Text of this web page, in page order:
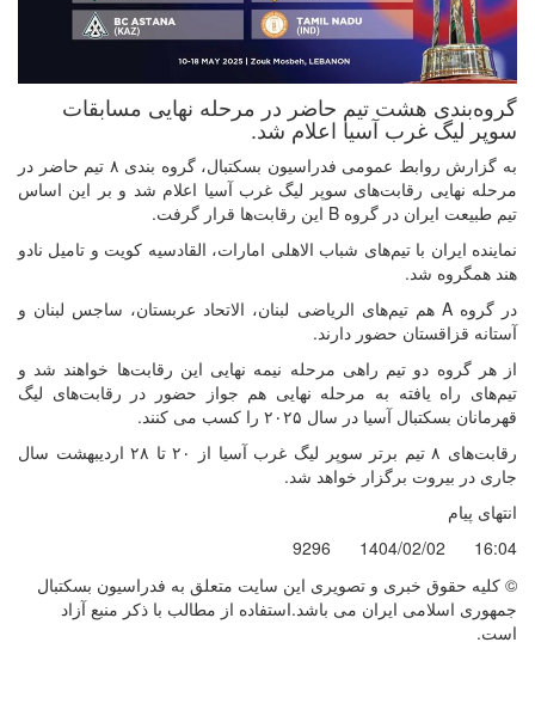
گروه‌بندی هشت تیم حاضر در مرحله نهایی مسابقات
سوپر لیگ غرب آسیا اعلام شد.
به گزارش روابط عمومی فدراسیون بسکتبال، گروه بندی ۸ تیم حاضر در
مرحله نهایی رقابت‌های سوپر لیگ غرب آسیا اعلام شد و بر این اساس
تیم طبیعت ایران در گروه B این رقابت‌ها قرار گرفت.
نماینده ایران با تیم‌های شباب الاهلی امارات، القادسیه کویت و تامیل نادو
هند همگروه شد.
در گروه A هم تیم‌های الریاضی لبنان، الاتحاد عربستان، ساجس لبنان و
آستانه قزاقستان حضور دارند.
از هر گروه دو تیم راهی مرحله نیمه نهایی این رقابت‌ها خواهند شد و
تیم‌های راه یافته به مرحله نهایی هم جواز حضور در رقابت‌های لیگ
قهرمانان بسکتبال آسیا در سال ۲۰۲۵ را کسب می کنند.
رقابت‌های ۸ تیم برتر سوپر لیگ غرب آسیا از ۲۰ تا ۲۸ اردیبهشت سال
جاری در بیروت برگزار خواهد شد.
انتهای پیام
16:04
1404/02/02
9296
© کليه حقوق خبری و تصويری اين سايت متعلق به فدراسیون بسکتبال
جمهوری اسلامی ایران می باشد.استفاده از مطالب با ذكر منبع آزاد
است.